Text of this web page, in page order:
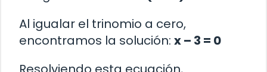
Al igualar el trinomio a cero,
encontramos la solución: x – 3 = 0